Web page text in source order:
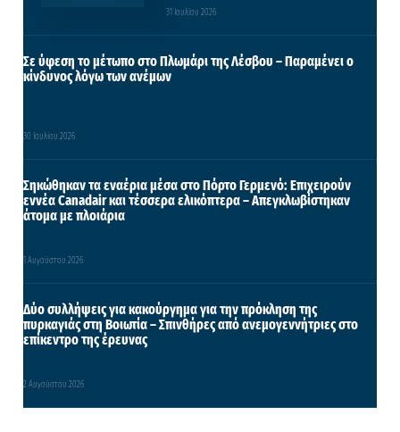
31 Ιουλίου 2026
Σε ύφεση το μέτωπο στο Πλωμάρι της Λέσβου – Παραμένει ο
κίνδυνος λόγω των ανέμων
30 Ιουλίου 2026
Σηκώθηκαν τα εναέρια μέσα στο Πόρτο Γερμενό: Επιχειρούν
εννέα Canadair και τέσσερα ελικόπτερα – Απεγκλωβίστηκαν
άτομα με πλοιάρια
1 Αυγούστου 2026
Δύο συλλήψεις για κακούργημα για την πρόκληση της
πυρκαγιάς στη Βοιωτία – Σπινθήρες από ανεμογεννήτριες στο
επίκεντρο της έρευνας
2 Αυγούστου 2026